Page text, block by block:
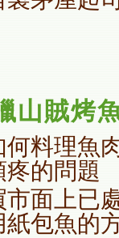
山賊烤
何料理魚
疼的問題
市面上已
紙包魚的